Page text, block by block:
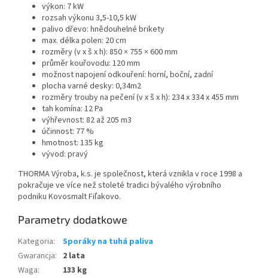
výkon: 7 kW
rozsah výkonu 3,5-10,5 kW
palivo dřevo: hnědouhelné brikety
max. délka polen: 20 cm
rozměry (v x š x h): 850 × 755 × 600 mm
průměr kouřovodu: 120 mm
možnost napojení odkouření: horní, boční, zadní
plocha varné desky: 0,34m2
rozměry trouby na pečení (v x š x h): 234 x 334 x 455 mm
tah komína: 12 Pa
výhřevnost: 82 až 205 m3
účinnost: 77 %
hmotnost: 135 kg
vývod: pravý
THORMA Výroba, k.s. je společnost, která vznikla v roce 1998 a
pokračuje ve více než stoleté tradici bývalého výrobního
podniku Kovosmalt Fiľakovo.
Parametry dodatkowe
Kategoria:
Sporáky na tuhá paliva
Gwarancja: 2 lata
Waga:
133 kg